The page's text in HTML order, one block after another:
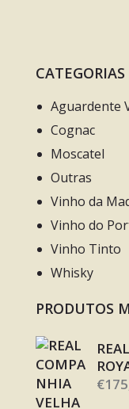
Aguardente
Cognac
Moscatel
Outras
Vinho da
Vinho do
Vinho Tinto
Whisky
PRODUTOS
€